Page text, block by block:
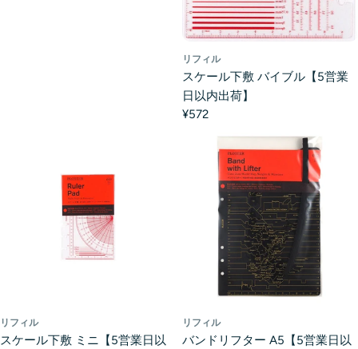
リフィル
スケール下敷 バイブル【5営業
日以内出荷】
¥572
リフィル
スケール下敷 ミニ【5営業日以
リフィル
バンドリフター A5【5営業日以